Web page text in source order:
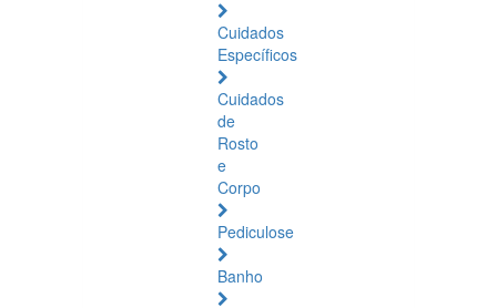
Cuidados
Específicos
Cuidados
de
Rosto
e
Corpo
Pediculose
Banho